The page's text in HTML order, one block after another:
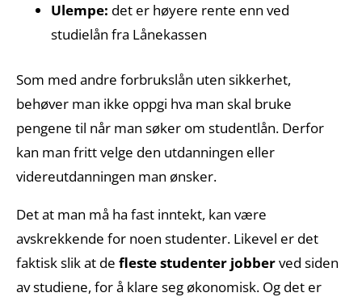
Ulempe: det er høyere rente enn ved
studielån fra Lånekassen
Som med andre forbrukslån uten sikkerhet,
behøver man ikke oppgi hva man skal bruke
pengene til når man søker om studentlån. Derfor
kan man fritt velge den utdanningen eller
videreutdanningen man ønsker.
Det at man må ha fast inntekt, kan være
avskrekkende for noen studenter. Likevel er det
faktisk slik at defleste studenter jobberved siden
av studiene, for å klare seg økonomisk. Og det er